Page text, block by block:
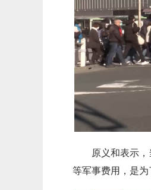
原义和表示
等军事费用，是为